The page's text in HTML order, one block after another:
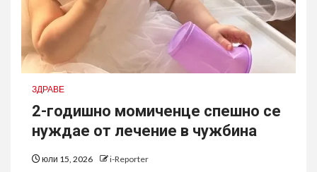
ЗДРАВЕ
2-годишно момиченце спешно се
нуждае от лечение в чужбина
юли 15, 2026 i-Reporter